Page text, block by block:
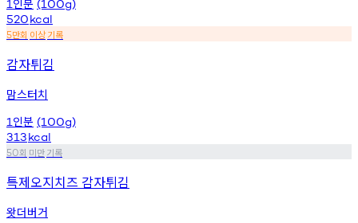
1
(100g)
520kcal
5만회 이상기록
감자튀김
맘스터치
1 인분 (100g)
313kcal
50회 미만기록
특제오지치즈 감자튀김
왓더버거